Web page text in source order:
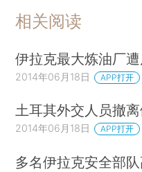
相关阅读
伊拉克最大炼油厂
2014年06月18日 APP打开
土耳其外交人员撤
2014年06月18日 APP打开
多名伊拉克安全部